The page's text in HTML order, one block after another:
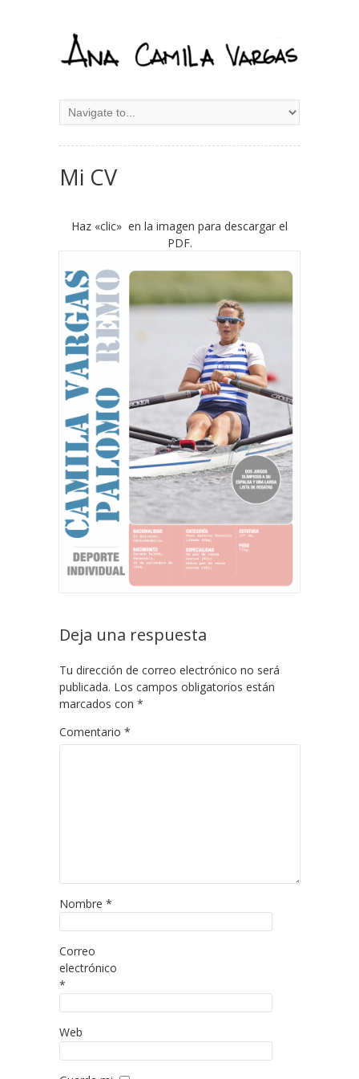
Mi CV
Haz «clic» en la imagen para descargar el
PDF.
Deja una respuesta
Tu dirección de correo electrónico no será
publicada. Los campos obligatorios están
marcados con *
Comentario *
Nombre *
Correo
electrónico
*
Web